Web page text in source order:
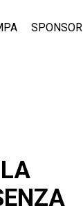
SPONSOR